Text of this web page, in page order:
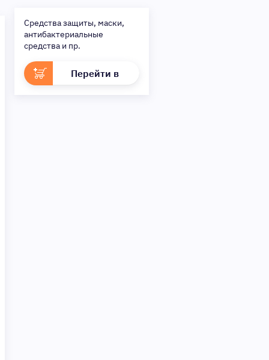
Средства защиты, маски,
антибактериальные
средства и пр.
Перейти в